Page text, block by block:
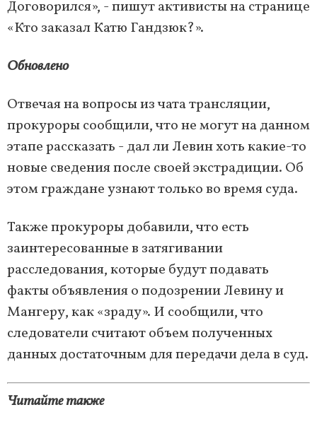
Договорился», - пишут активисты на странице
«Кто заказал Катю Гандзюк?».
Обновлено
Отвечая на вопросы из чата трансляции,
прокуроры сообщили, что не могут на данном
этапе рассказать - дал ли Левин хоть какие-то
новые сведения после своей экстрадиции. Об
этом граждане узнают только во время суда.
Также прокуроры добавили, что есть
заинтересованные в затягивании
расследования, которые будут подавать
факты объявления о подозрении Левину и
Мангеру, как «зраду». И сообщили, что
следователи считают объем полученных
данных достаточным для передачи дела в суд.
Читайте также